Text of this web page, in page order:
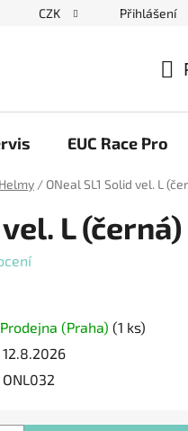
Blog elektrovozítka
CZK Přihlášení
EUC Race Pro
/ ONeal SL1 Solid vel. L
vel. L
Prodejna (Praha) (1 ks)
12.8.2026
ONL032